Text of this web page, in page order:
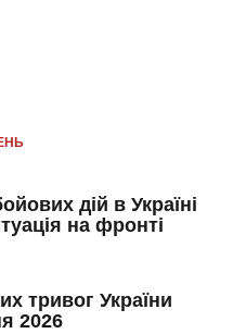
дій в Україні
на фронті
тривог України
2026